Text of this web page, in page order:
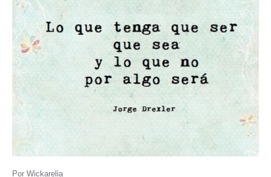
Por Wickarelia